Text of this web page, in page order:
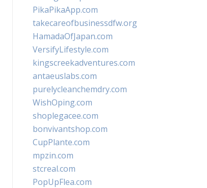
PikaPikaApp.com
takecareofbusinessdfw.org
HamadaOfJapan.com
VersifyLifestyle.com
kingscreekadventures.com
antaeuslabs.com
purelycleanchemdry.com
WishOping.com
shoplegacee.com
bonvivantshop.com
CupPlante.com
mpzin.com
stcreal.com
PopUpFlea.com